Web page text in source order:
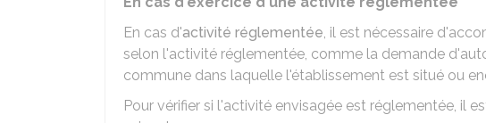
En cas d'activité réglementée, il est nécessaire
selon l'activité réglementée, comme la demande
commune dans laquelle l'établissement est situé ou
Pour vérifier si l'activité envisagée est réglementée, il